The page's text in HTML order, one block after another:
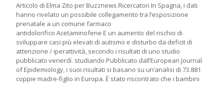
Articolo di Elma Zito per Buzznews Ricercatori In Spagna, i dati
hanno rivelato un possibile collegamento tra l’esposizione
prenatale a un comune farmaco
antidolorifico Acetaminofene E un aumento del rischio di
sviluppare casi più elevati di autismo e disturbo da deficit di
attenzione / iperattività, secondo i risultati di uno studio
pubblicato venerdì. studiando Pubblicato dall’European Journal
of Epidemiology, i suoi risultati si basano su un’analisi di 73.881
coppie madre-figlio in Europa. È stato riscontrato che i bambini